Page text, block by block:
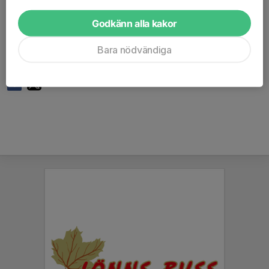
mellanlanda mellan matcherna. Efter sista match
omgång så kommer det finnas ledigt omklädningsrum
möjlighet att låna omklädningsrum av bandyn.
Godkänn alla kakor
Bara nödvändiga